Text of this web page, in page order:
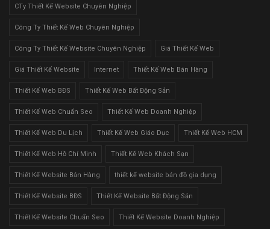
CTy Thiết Kế Website Chuyên Nghiệp
Công Ty Thiết Kế Web Chuyên Nghiệp
Công Ty Thiết Kế Website Chuyên Nghiệp Giá Thiết Kế Web
Giá Thiết Kế Website Internet Thiết Kế Web Bán Hàng
Thiết Kế Web BĐS Thiết Kế Web Bất Động Sản
Thiết Kế Web Chuẩn Seo Thiết Kế Web Doanh Nghiệp
Thiết Kế Web Du Lịch Thiết Kế Web Giáo Dục Thiết Kế Web HCM
Thiết Kế Web Hồ Chí Minh Thiết Kế Web Khách Sạn
Thiết Kế Website Bán Hàng thiết kế website bán đồ gia dụng
Thiết Kế Website BĐS Thiết Kế Website Bất Động Sản
Thiết Kế Website Chuẩn Seo Thiết Kế Website Doanh Nghiệp